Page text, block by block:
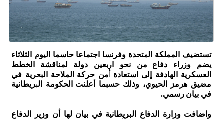
تستضيف المملكة المتحدة وفرنسا اجتماعا حاسما اليوم الثلاثاء
يضم وزراء دفاع من نحو اربعين دولة لمناقشة الخطط
العسكرية الهادفة إلى استعادة أمن حركة الملاحة البحرية في
مضيق هرمز الحيوي، وذلك حسبما أعلنت الحكومة البريطانية
في بيان رسمي.
واضافت وزارة الدفاع البريطانية في بيان لها أن وزير الدفاع